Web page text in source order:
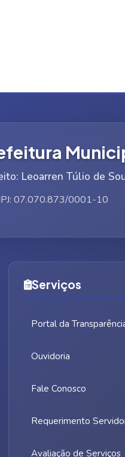
Leoarren Túlio de
07.070.873/0001-10
Serviços
Portal da
Ouvidoria
Fale Conosco
Requerimento
Avaliação de Serviços